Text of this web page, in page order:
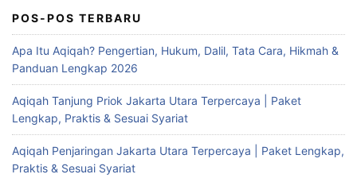
POS-POS TERBARU
Apa Itu Aqiqah? Pengertian, Hukum, Dalil, Tata Cara, Hikmah &
Panduan Lengkap 2026
Aqiqah Tanjung Priok Jakarta Utara Terpercaya | Paket
Lengkap, Praktis & Sesuai Syariat
Aqiqah Penjaringan Jakarta Utara Terpercaya | Paket Lengkap,
Praktis & Sesuai Syariat